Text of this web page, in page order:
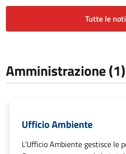
Tutte le
Amministrazione (1)
Ufficio Ambiente
L’Ufficio Ambiente gestisce le